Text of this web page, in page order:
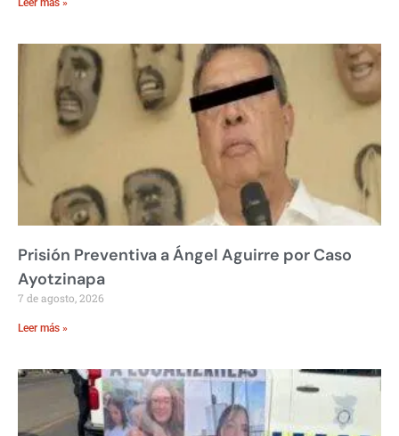
Leer más »
Prisión Preventiva a Ángel Aguirre por Caso
Ayotzinapa
7 de agosto, 2026
Leer más »